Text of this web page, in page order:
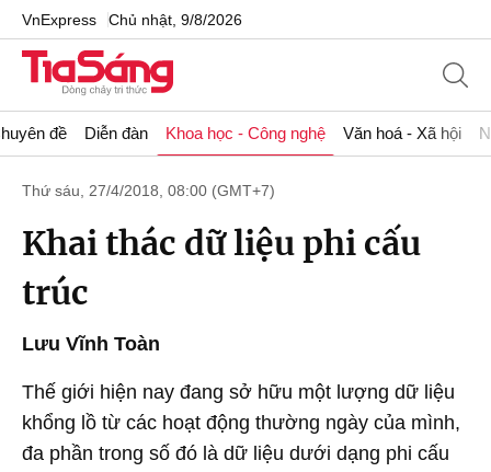
VnExpress Chủ nhật, 9/8/2026
đề Diễn đàn Khoa học - Công nghệ Văn hoá - Xã hội
Thứ sáu, 27/4/2018, 08:00 (GMT+7)
Khai thác dữ liệu phi cấu
trúc
Lưu Vĩnh Toàn
Thế giới hiện nay đang sở hữu một lượng dữ liệu
khổng lồ từ các hoạt động thường ngày của mình,
đa phần trong số đó là dữ liệu dưới dạng phi cấu